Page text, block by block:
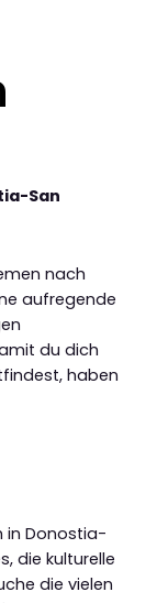
San
nach
aufregende
du dich
haben
in Donostia-
die kulturelle
die vielen